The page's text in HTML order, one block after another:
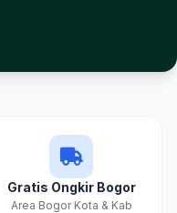
Gratis Ongkir Bogor
Area Bogor Kota & Kab